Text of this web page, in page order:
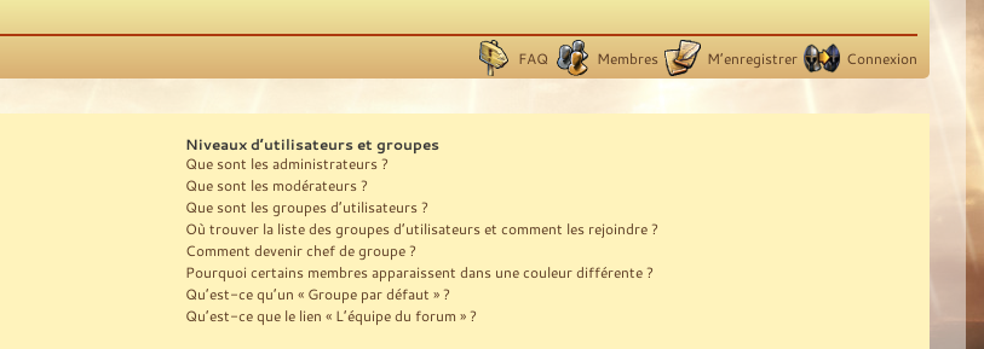
FAQ Membres M’enregistrer Connexion
Niveaux d’utilisateurs et groupes
Que sont les administrateurs ?
Que sont les modérateurs ?
Que sont les groupes d’utilisateurs ?
Où trouver la liste des groupes d’utilisateurs et comment les rejoindre ?
Comment devenir chef de groupe ?
Pourquoi certains membres apparaissent dans une couleur différente ?
Qu’est-ce qu’un « Groupe par défaut » ?
Qu’est-ce que le lien « L’équipe du forum » ?